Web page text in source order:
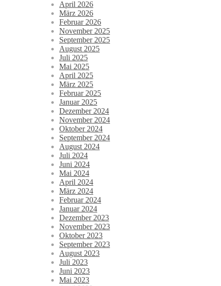
April 2026
März 2026
Februar 2026
November 2025
September 2025
August 2025
Juli 2025
Mai 2025
April 2025
März 2025
Februar 2025
Januar 2025
Dezember 2024
November 2024
Oktober 2024
September 2024
August 2024
Juli 2024
Juni 2024
Mai 2024
April 2024
März 2024
Februar 2024
Januar 2024
Dezember 2023
November 2023
Oktober 2023
September 2023
August 2023
Juli 2023
Juni 2023
Mai 2023